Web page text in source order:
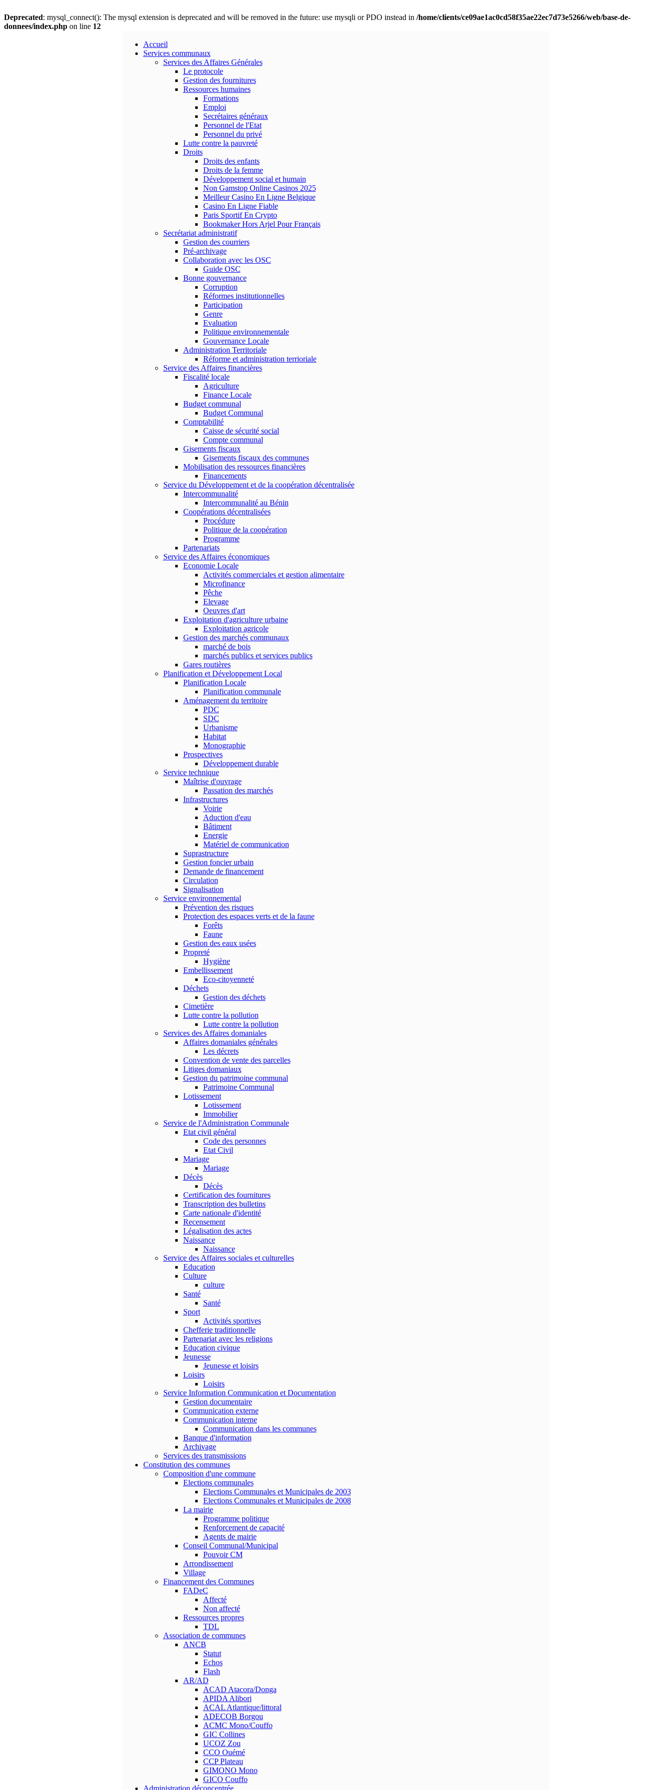
Deprecated: mysql_connect(): The mysql extension is deprecated and will be removed in the future: use mysqli or PDO instead in /home/clients/ce09ae1ac0cd58f35ae22ec7d73e5266/web/base-de-
donnees/index.php on line 12
Accueil
Services communaux
Services des Affaires Générales
Le protocole
Gestion des fournitures
Ressources humaines
Formations
Emploi
Secrétaires généraux
Personnel de l'Etat
Personnel du privé
Lutte contre la pauvreté
Droits
Droits des enfants
Droits de la femme
Développement social et humain
Non Gamstop Online Casinos 2025
Meilleur Casino En Ligne Belgique
Casino En Ligne Fiable
Paris Sportif En Crypto
Bookmaker Hors Arjel Pour Français
Secrétariat administratif
Gestion des courriers
Pré-archivage
Collaboration avec les OSC
Guide OSC
Bonne gouvernance
Corruption
Réformes institutionnelles
Participation
Genre
Evaluation
Politique environnementale
Gouvernance Locale
Administration Territoriale
Réforme et administration terrioriale
Service des Affaires financières
Fiscalité locale
Agriculture
Finance Locale
Budget communal
Budget Communal
Comptabilité
Caisse de sécurité social
Compte communal
Gisements fiscaux
Gisements fiscaux des communes
Mobilisation des ressources financières
Financements
Service du Développement et de la coopération décentralisée
Intercommunalité
Intercommunalité au Bénin
Coopérations décentralisées
Procédure
Politique de la coopération
Programme
Partenariats
Service des Affaires économiques
Economie Locale
Activités commerciales et gestion alimentaire
Microfinance
Pêche
Elevage
Oeuvres d'art
Exploitation d'agriculture urbaine
Exploitation agricole
Gestion des marchés communaux
marché de bois
marchés publics et services publics
Gares routières
Planification et Développement Local
Planification Locale
Planification communale
Aménagement du territoire
PDC
SDC
Urbanisme
Habitat
Monographie
Prospectives
Développement durable
Service technique
Maîtrise d'ouvrage
Passation des marchés
Infrastructures
Voirie
Aduction d'eau
Bâtiment
Energie
Matériel de communication
Suprastructure
Gestion foncier urbain
Demande de financement
Circulation
Signalisation
Service environnemental
Prévention des risques
Protection des espaces verts et de la faune
Forêts
Faune
Gestion des eaux usées
Propreté
Hygiène
Embellissement
Eco-citoyenneté
Déchets
Gestion des déchets
Cimetière
Lutte contre la pollution
Lutte contre la pollution
Services des Affaires domaniales
Affaires domaniales générales
Les décrets
Convention de vente des parcelles
Litiges domaniaux
Gestion du patrimoine communal
Patrimoine Communal
Lotissement
Lotissement
Immobilier
Service de l'Administration Communale
Etat civil général
Code des personnes
Etat Civil
Mariage
Mariage
Décès
Décès
Certification des fournitures
Transcription des bulletins
Carte nationale d'identité
Recensement
Légalisation des actes
Naissance
Naissance
Service des Affaires sociales et culturelles
Education
Culture
culture
Santé
Santé
Sport
Activités sportives
Chefferie traditionnelle
Partenariat avec les religions
Education civique
Jeunesse
Jeunesse et loisirs
Loisirs
Loisirs
Service Information Communication et Documentation
Gestion documentaire
Communication externe
Communication interne
Communication dans les communes
Banque d'information
Archivage
Services des transmissions
Constitution des communes
Composition d'une commune
Elections communales
Elections Communales et Municipales de 2003
Elections Communales et Municipales de 2008
La mairie
Programme politique
Renforcement de capacité
Agents de mairie
Conseil Communal/Municipal
Pouvoir CM
Arrondissement
Village
Financement des Communes
FADeC
Affecté
Non affecté
Ressources propres
TDL
Association de communes
ANCB
Statut
Echos
Flash
AR/AD
ACAD Atacora/Donga
APIDA Alibori
ACAL Atlantique/littoral
ADECOB Borgou
ACMC Mono/Couffo
GIC Collines
UCOZ Zou
CCO Ouémé
CCP Plateau
GIMONO Mono
GICO Couffo
Administration déconcentrée